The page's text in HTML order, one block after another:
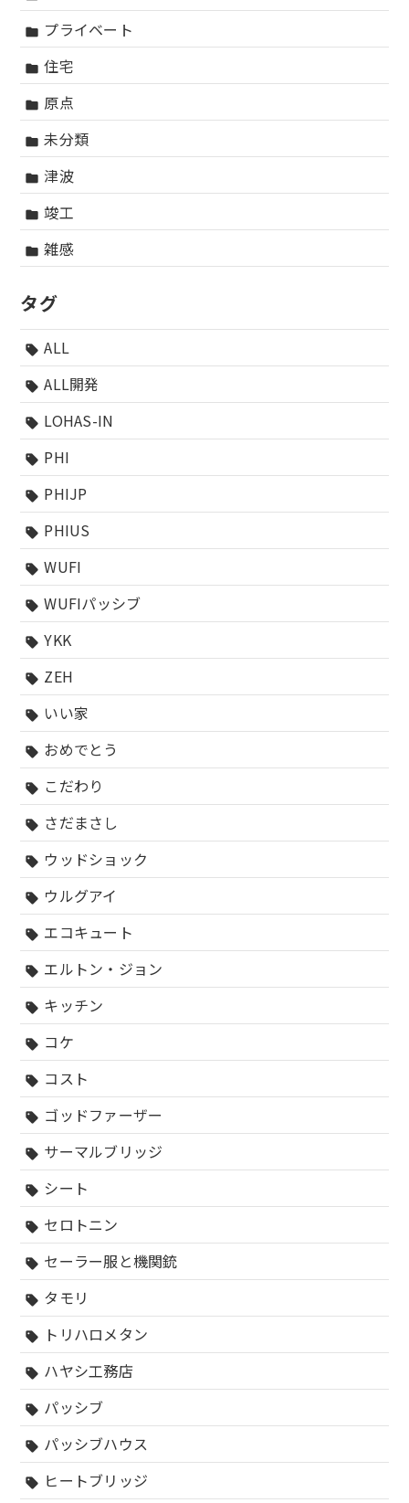
folder プライベート
folder 住宅
folder 原点
folder 未分類
folder 津波
folder 竣工
folder 雑感
タグ
sell ALL
sell ALL開発
sell LOHAS-IN
sell PHI
sell PHIJP
sell PHIUS
sell WUFI
sell WUFIパッシブ
sell YKK
sell ZEH
sell いい家
sell おめでとう
sell こだわり
sell さだまさし
sell ウッドショック
sell ウルグアイ
sell エコキュート
sell エルトン・ジョン
sell キッチン
sell コケ
sell コスト
sell ゴッドファーザー
sell サーマルブリッジ
sell シート
sell セロトニン
sell セーラー服と機関銃
sell タモリ
sell トリハロメタン
sell ハヤシ工務店
sell パッシブ
sell パッシブハウス
sell ヒートブリッジ